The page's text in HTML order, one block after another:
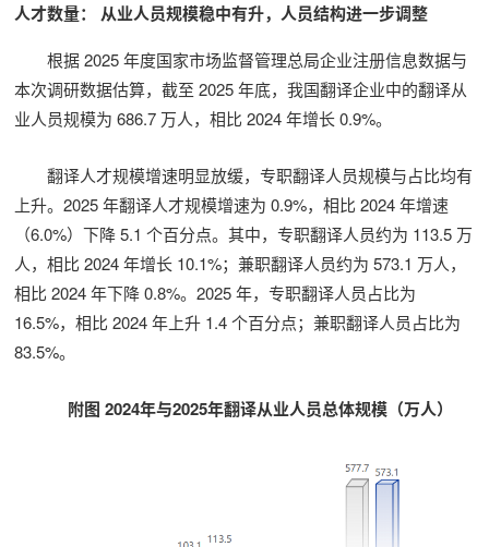
人才数量： 从业人员规模稳中有升，人员结构进一步调整
根据 2025 年度国家市场监督管理总局企业注册信息数据与
本次调研数据估算，截至 2025 年底，我国翻译企业中的翻译从
业人员规模为 686.7 万人，相比 2024 年增长 0.9%。
翻译人才规模增速明显放缓，专职翻译人员规模与占比均有
上升。2025 年翻译人才规模增速为 0.9%，相比 2024 年增速
（6.0%）下降 5.1 个百分点。其中，专职翻译人员约为 113.5 万
人，相比 2024 年增长 10.1%；兼职翻译人员约为 573.1 万人，
相比 2024 年下降 0.8%。2025 年，专职翻译人员占比为
16.5%，相比 2024 年上升 1.4 个百分点；兼职翻译人员占比为
83.5%。
附图 2024年与2025年翻译从业人员总体规模（万人）